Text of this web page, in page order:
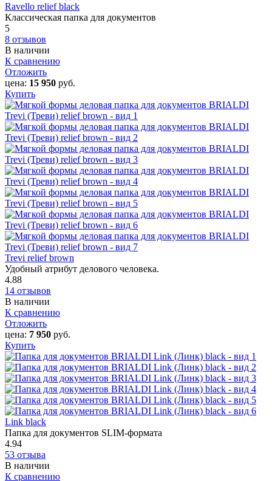
Ravello relief black
Классическая папка для документов
5
8 отзывов
В наличии
К сравнению
Отложить
цена: 15 950 руб.
Купить
Trevi relief brown
Удобный атрибут делового человека.
4.88
14 отзывов
В наличии
К сравнению
Отложить
цена: 7 950 руб.
Купить
Link black
Папка для документов SLIM-формата
4.94
53 отзыва
В наличии
К сравнению